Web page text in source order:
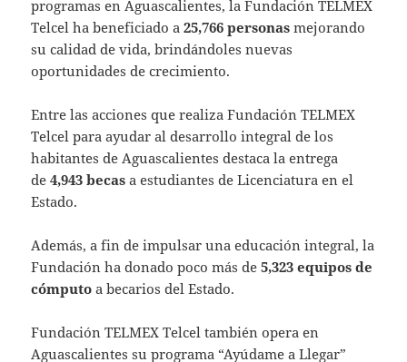
programas en Aguascalientes, la Fundación TELMEX
Telcel ha beneficiado a25,766 personasmejorando
su calidad de vida, brindándoles nuevas
oportunidades de crecimiento.
Entre las acciones que realiza Fundación TELMEX
Telcel para ayudar al desarrollo integral de los
habitantes de Aguascalientes destaca la entrega
de4,943 becas a estudiantes de Licenciatura en el
Estado.
Además, a fin de impulsar una educación integral, la
Fundación ha donado poco más de5,323 equipos de
cómputo a becarios del Estado.
Fundación TELMEX Telcel también opera en
Aguascalientes su programa “Ayúdame a Llegar”